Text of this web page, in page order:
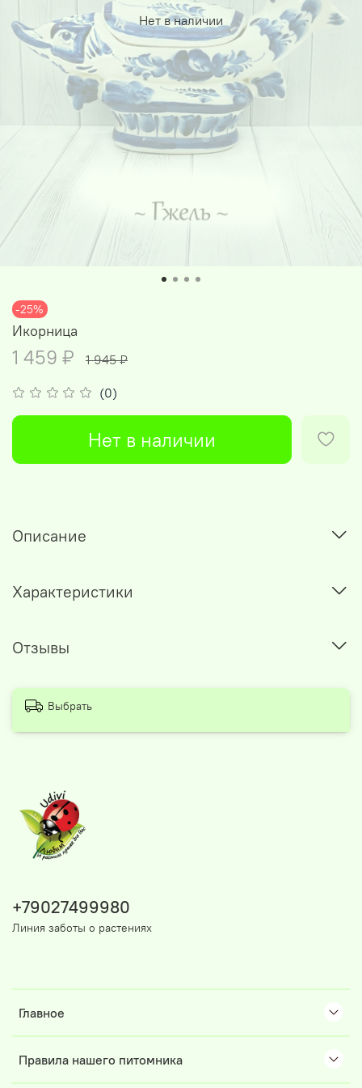
Нет в наличии
-25%
(0)
Икорница
1 459 ₽ 1 945 ₽
Нет в наличии
Описание
Характеристики
Отзывы
Выбрать
Главное
Правила нашего питомника
+79027499980
Линия заботы о растениях